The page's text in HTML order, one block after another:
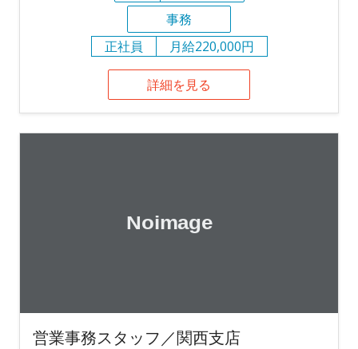
事務
正社員
月給220,000円
詳細を見る
営業事務スタッフ／関西支店